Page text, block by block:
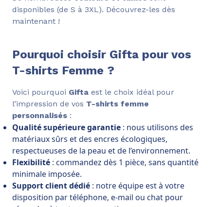
disponibles (de S à 3XL). Découvrez-les dès
maintenant !
Pourquoi choisir Gifta pour vos
T-shirts Femme ?
Voici pourquoi Gifta est le choix idéal pour
l’impression de vos T-shirts femme
personnalisés :
Qualité supérieure garantie : nous utilisons des
matériaux sûrs et des encres écologiques,
respectueuses de la peau et de l’environnement.
Flexibilité : commandez dès 1 pièce, sans quantité
minimale imposée.
Support client dédié : notre équipe est à votre
disposition par téléphone, e-mail ou chat pour